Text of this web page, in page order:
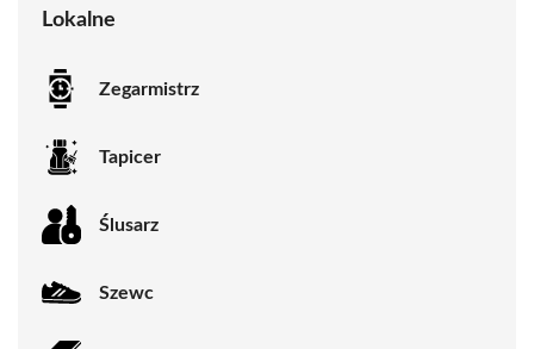
Lokalne
Zegarmistrz
Tapicer
Ślusarz
Szewc